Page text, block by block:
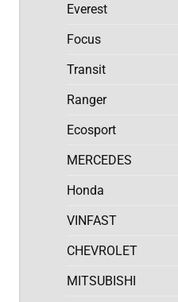
Everest
Focus
Transit
Ranger
Ecosport
MERCEDES
Honda
VINFAST
CHEVROLET
MITSUBISHI